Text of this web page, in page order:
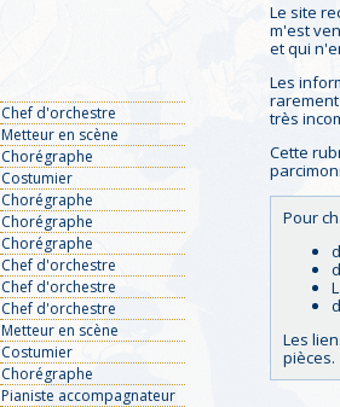
Chef d'orchestre
Metteur en scène
Chorégraphe
Costumier
Chorégraphe
Chorégraphe
Chorégraphe
Chef d'orchestre
Chef d'orchestre
Chef d'orchestre
Metteur en scène
Costumier
Chorégraphe
Pianiste accompagnateur
Le site
m'est
et qui
Les
très
Cette
Pour
Les
pièces.